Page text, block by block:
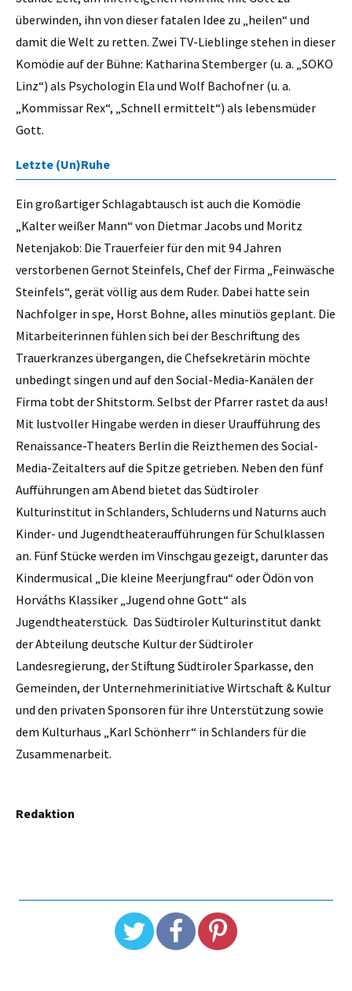
überwinden, ihn von dieser fatalen Idee zu „heilen“ und
damit die Welt zu retten. Zwei TV-Lieblinge stehen in dieser
Komödie auf der Bühne: Katharina Stemberger (u. a. „SOKO
Linz“) als Psychologin Ela und Wolf Bachofner (u. a.
„Kommissar Rex“, „Schnell ermittelt“) als lebensmüder
Gott.
Letzte (Un)Ruhe
Ein großartiger Schlagabtausch ist auch die Komödie
„Kalter weißer Mann“ von Dietmar Jacobs und Moritz
Netenjakob: Die Trauerfeier für den mit 94 Jahren
verstorbenen Gernot Steinfels, Chef der Firma „Feinwäsche
Steinfels“, gerät völlig aus dem Ruder. Dabei hatte sein
Nachfolger in spe, Horst Bohne, alles minutiös geplant. Die
Mitarbeiterinnen fühlen sich bei der Beschriftung des
Trauerkranzes übergangen, die Chefsekretärin möchte
unbedingt singen und auf den Social-Media-Kanälen der
Firma tobt der Shitstorm. Selbst der Pfarrer rastet da aus!
Mit lustvoller Hingabe werden in dieser Uraufführung des
Renaissance-Theaters Berlin die Reizthemen des Social-
Media-Zeitalters auf die Spitze getrieben. Neben den fünf
Aufführungen am Abend bietet das Südtiroler
Kulturinstitut in Schlanders, Schluderns und Naturns auch
Kinder- und Jugendtheateraufführungen für Schulklassen
an. Fünf Stücke werden im Vinschgau gezeigt, darunter das
Kindermusical „Die kleine Meerjungfrau“ oder Ödön von
Horváths Klassiker „Jugend ohne Gott“ als
Jugendtheaterstück. Das Südtiroler Kulturinstitut dankt
der Abteilung deutsche Kultur der Südtiroler
Landesregierung, der Stiftung Südtiroler Sparkasse, den
Gemeinden, der Unternehmerinitiative Wirtschaft & Kultur
und den privaten Sponsoren für ihre Unterstützung sowie
dem Kulturhaus „Karl Schönherr“ in Schlanders für die
Zusammenarbeit.
Redaktion